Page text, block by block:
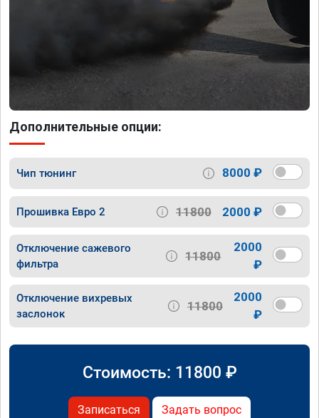
Дополнительные опции:
Чип тюнинг 8000 ₽
Прошивка Евро 2 11800 2000 ₽
Отключение сажевого
фильтра
11800
2000
₽
Отключение вихревых
заслонок
11800
2000
₽
Стоимость: 11800 ₽
Записаться Задать вопрос